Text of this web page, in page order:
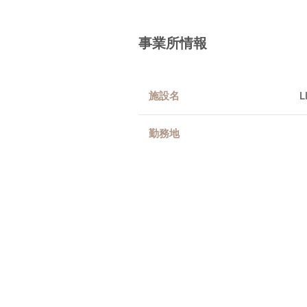
事業所情報
施設名
勤務地